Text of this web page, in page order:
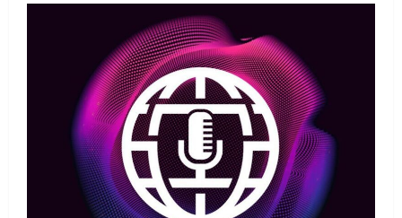
1
менеджері Арман Әшімов жайлы
жағымсыз оқиғаны айтты
07/08/2026
2
Басты жаңалық Бокс
Махмұд пен Сәкен: Азия
ойындарына кім барады?
07/08/2026
Басты жаңалық Күрес